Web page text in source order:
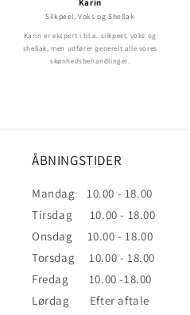
Karin
Silkpeel, Voks og Shellak
Karin er ekspert i bl.a. silkpeel, voks og
shellak, men udfører generelt alle vores
skønhedsbehandlinger.
ÅBNINGSTIDER
Mandag 10.00 - 18.00
Tirsdag 10.00 - 18.00
Onsdag 10.00 - 18.00
Torsdag 10.00 - 18.00
Fredag 10.00 -18.00
Lørdag Efter aftale